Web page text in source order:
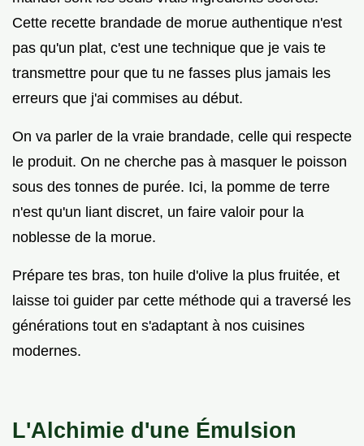
Cette recette brandade de morue authentique n'est
pas qu'un plat, c'est une technique que je vais te
transmettre pour que tu ne fasses plus jamais les
erreurs que j'ai commises au début.
On va parler de la vraie brandade, celle qui respecte
le produit. On ne cherche pas à masquer le poisson
sous des tonnes de purée. Ici, la pomme de terre
n'est qu'un liant discret, un faire valoir pour la
noblesse de la morue.
Prépare tes bras, ton huile d'olive la plus fruitée, et
laisse toi guider par cette méthode qui a traversé les
générations tout en s'adaptant à nos cuisines
modernes.
L'Alchimie d'une Émulsion